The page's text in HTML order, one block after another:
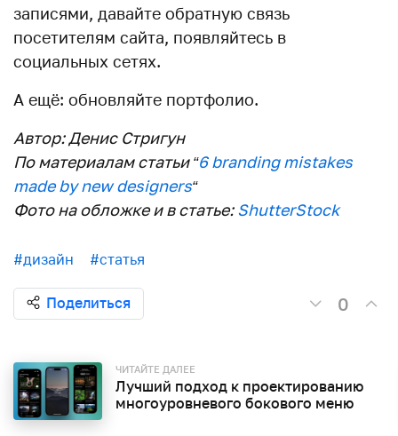
записями, давайте обратную связь
посетителям сайта, появляйтесь в
социальных сетях.
А ещё: обновляйте портфолио.
Автор: Денис Стригун
По материалам статьи “6 branding mistakes
made by new designers“
Фото на обложке и в статье:ShutterStock
#дизайн #статья
Поделиться 0
ЧИТАЙТЕ ДАЛЕЕ
Лучший подход к проектированию
многоуровневого бокового меню